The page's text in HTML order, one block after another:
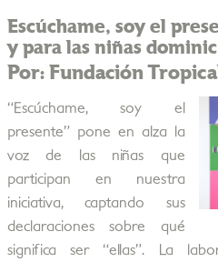
Escúchame, soy el
y para las niñas
Por: Fundación
“Escúchame, soy el
presente” pone en alza la
voz de las niñas que
participan en nuestra
iniciativa, captando sus
declaraciones sobre qué
significa ser “ellas”. La